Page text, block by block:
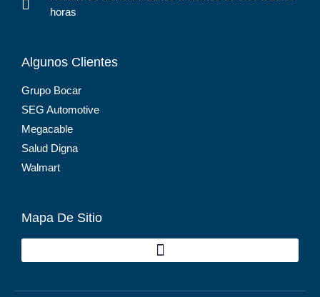
horas
Algunos Clientes
Grupo Bocar
SEG Automotive
Megacable
Salud Digna
Walmart
Mapa De Sitio